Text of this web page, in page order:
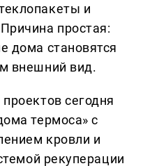
и
простая:
дома становятся
внешний вид.
сегодня
термоса» с
кровли и
рекуперации